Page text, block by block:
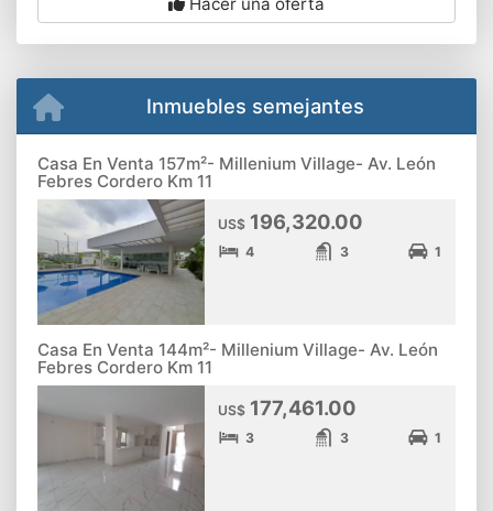
Inmuebles semejantes
Casa En Venta 157m²- Millenium Village- Av. León
Febres Cordero Km 11
US$ 196,320.00
4 3 1
Casa En Venta 144m²- Millenium Village- Av. León
Febres Cordero Km 11
US$ 177,461.00
3 3 1